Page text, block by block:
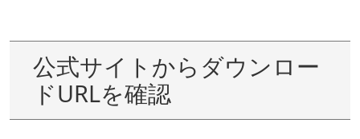
公式サイトからダウンロー
ドURLを確認